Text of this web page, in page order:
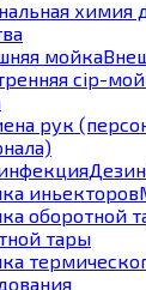
химия
тары